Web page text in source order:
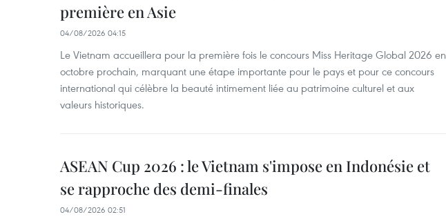
première en Asie
04/08/2026 04:15
Le Vietnam accueillera pour la première fois le concours Miss Heritage Global 2026 en
octobre prochain, marquant une étape importante pour le pays et pour ce concours
international qui célèbre la beauté intimement liée au patrimoine culturel et aux
valeurs historiques.
ASEAN Cup 2026 : le Vietnam s'impose en Indonésie et
se rapproche des demi-finales
04/08/2026 02:51